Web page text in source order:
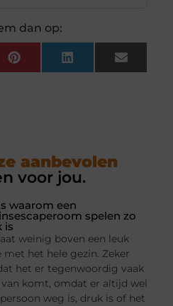
dan op:
PinterestLinkedInEmail
aanbevolen
voor jou.
waarom een
spelen zo
is
weinig boven een leuk
met het hele gezin. Zeker
het er tegenwoordig vaak
komt, omdat er altijd wel
weg is, druk is of het